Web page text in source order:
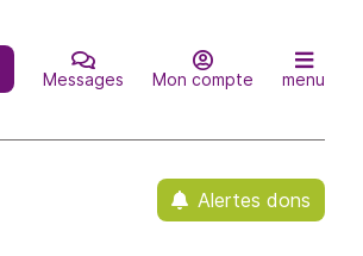
Messages Mon compte menu
Alertes dons